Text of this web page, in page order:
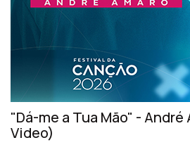
"Dá-me a Tua Mão" -
Video)